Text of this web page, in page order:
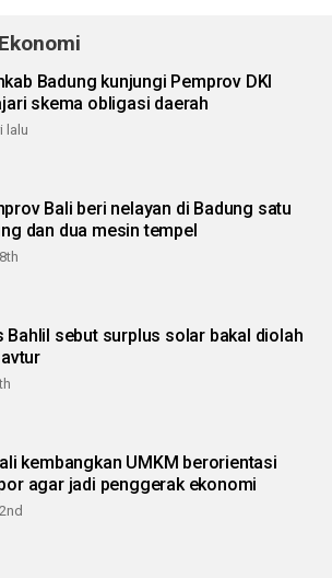
Badung kunjungi Pemprov DKI
skema obligasi daerah
lalu
Bali beri nelayan di Badung satu
dan dua mesin tempel
Bahlil sebut surplus solar bakal diolah
kembangkan UMKM berorientasi
agar jadi penggerak ekonomi